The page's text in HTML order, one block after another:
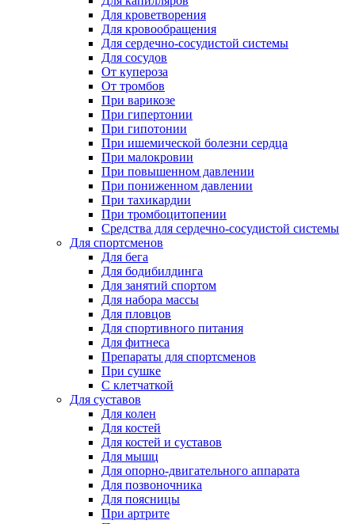
Для кроветворения
Для кровообращения
Для сердечно-сосудистой системы
Для сосудов
От купероза
От тромбов
При варикозе
При гипертонии
При гипотонии
При ишемической болезни сердца
При малокровии
При повышенном давлении
При пониженном давлении
При тахикардии
При тромбоцитопении
Средства для сердечно-сосудистой системы
Для спортсменов
Для бега
Для бодибилдинга
Для занятий спортом
Для набора массы
Для пловцов
Для спортивного питания
Для фитнеса
Препараты для спортсменов
При сушке
С клетчаткой
Для суставов
Для колен
Для костей
Для костей и суставов
Для мышц
Для опорно-двигательного аппарата
Для позвоночника
Для поясницы
При артрите